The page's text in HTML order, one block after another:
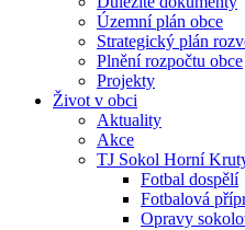
Územní plán obce
Strategický plán
Plnění rozpočtu obce
Projekty
Život v obci
Aktuality
Akce
TJ Sokol Horní
Fotbal dospělí
Fotbalová
Opravy